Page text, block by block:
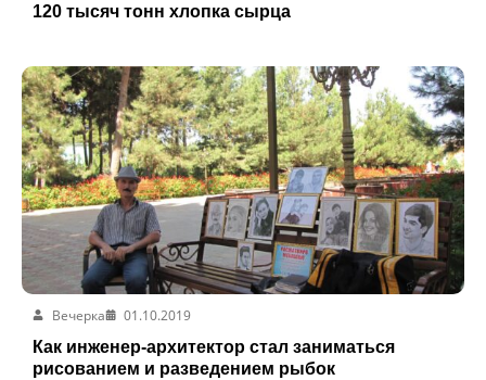
120 тысяч тонн хлопка сырца
Вечерка
01.10.2019
Как инженер-архитектор стал заниматься
рисованием и разведением рыбок